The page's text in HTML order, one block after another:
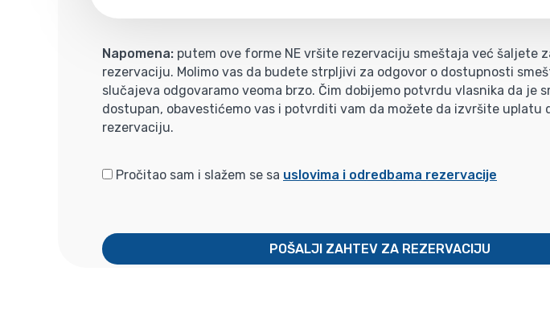
Napomena: putem ove forme NE vršite rezervaciju smeštaja već šaljete
rezervaciju. Molimo vas da budete strpljivi za odgovor o dostupnosti
slučajeva odgovaramo veoma brzo. Čim dobijemo potvrdu vlasnika da je
dostupan, obavestićemo vas i potvrditi vam da možete da izvršite uplatu
rezervaciju.
Pročitao sam i slažem se sa uslovima i odredbama rezervacije
POŠALJI ZAHTEV ZA REZERVACIJU